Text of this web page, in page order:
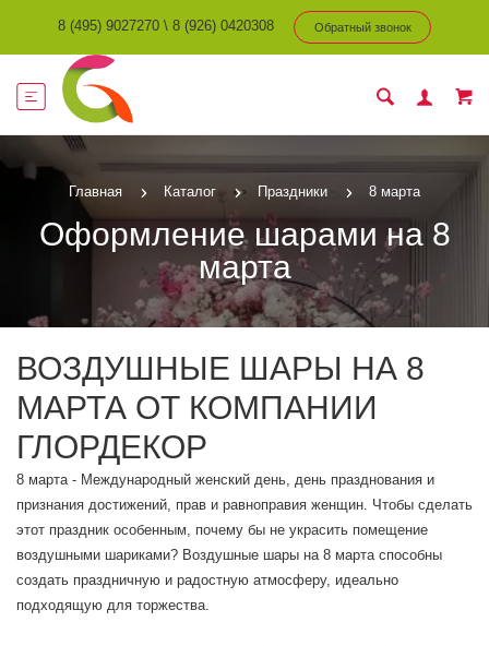
8 (495) 9027270 \ 8 (926) 0420308 Обратный звонок
Главная Каталог Праздники 8 марта
Оформление шарами на 8
марта
ВОЗДУШНЫЕ ШАРЫ НА 8
МАРТА ОТ КОМПАНИИ
ГЛОРДЕКОР
8 марта - Международный женский день, день празднования и
признания достижений, прав и равноправия женщин. Чтобы сделать
этот праздник особенным, почему бы не украсить помещение
воздушными шариками? Воздушные шары на 8 марта способны
создать праздничную и радостную атмосферу, идеально
подходящую для торжества.